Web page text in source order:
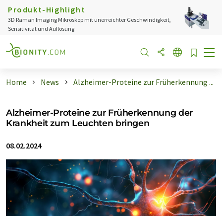
Produkt-Highlight
3D Raman Imaging Mikroskop mit unerreichter Geschwindigkeit,
Sensitivität und Auflösung
Home News Alzheimer-Proteine zur Früherkennung ...
Alzheimer-Proteine zur Früherkennung der
Krankheit zum Leuchten bringen
08.02.2024